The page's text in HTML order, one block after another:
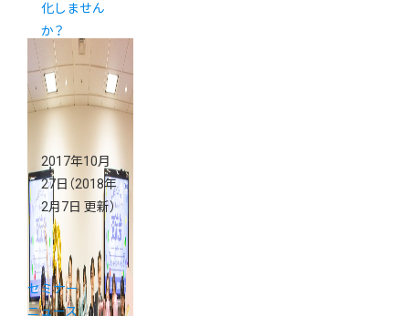
化しません
か？
WordPress連
携のご案内
2017年10月
27日 （2018年
2月7日 更新）
セミナー
ニュース